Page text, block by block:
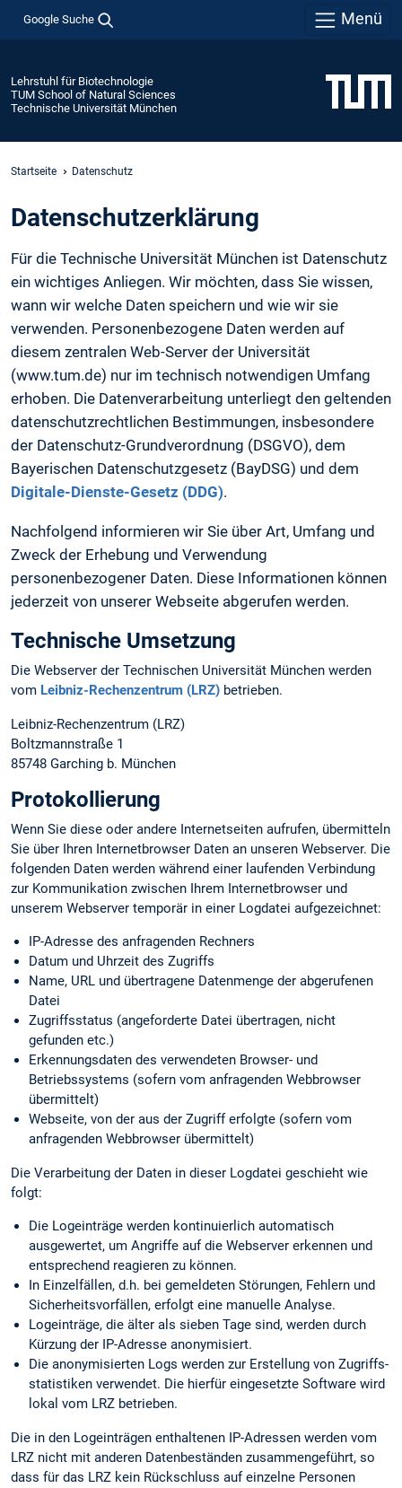
Google Suche Menü
Lehrstuhl für Biotechnologie
TUM School of Natural Sciences
Technische Universität München
Startseite Datenschutz
Daten­schutz­erklärung
Für die Technische Universität München ist Datenschutz
ein wichtiges Anliegen. Wir möchten, dass Sie wissen,
wann wir welche Daten speichern und wie wir sie
verwenden. Personenbezogene Daten werden auf
diesem zentralen Web-Server der Universität
(www.tum.de) nur im technisch notwendigen Umfang
erhoben. Die Datenverarbeitung unterliegt den geltenden
datenschutzrechtlichen Bestimmungen, insbesondere
der Datenschutz-Grundverordnung (DSGVO), dem
Bayerischen Datenschutzgesetz (BayDSG) und dem
Digitale-Dienste-Gesetz (DDG).
Nachfolgend informieren wir Sie über Art, Umfang und
Zweck der Erhebung und Verwendung
personenbezogener Daten. Diese Informationen können
jederzeit von unserer Webseite abgerufen werden.
Technische Umsetzung
Die Webserver der Technischen Universität München werden
vom Leibniz-Rechenzentrum (LRZ) betrieben.
Leibniz-Rechenzentrum (LRZ)
Boltzmannstraße 1
85748 Garching b. München
Protokollierung
Wenn Sie diese oder andere Internetseiten aufrufen, übermitteln
Sie über Ihren Internetbrowser Daten an unseren Webserver. Die
folgenden Daten werden während einer laufenden Verbindung
zur Kommunikation zwischen Ihrem Internetbrowser und
unserem Webserver temporär in einer Logdatei aufgezeichnet:
IP-Adresse des anfragenden Rechners
Datum und Uhrzeit des Zugriffs
Name, URL und übertragene Datenmenge der abgerufenen
Datei
Zugriffsstatus (angeforderte Datei übertragen, nicht
gefunden etc.)
Erkennungs­daten des verwendeten Browser- und
Betriebssystems (sofern vom anfragenden Webbrowser
übermittelt)
Webseite, von der aus der Zugriff erfolgte (sofern vom
anfragenden Webbrowser übermittelt)
Die Verarbeitung der Daten in dieser Logdatei geschieht wie
folgt:
Die Logeinträge werden kontinuierlich automatisch
ausgewertet, um Angriffe auf die Webserver erkennen und
entsprechend reagieren zu können.
In Einzelfällen, d.h. bei gemeldeten Störungen, Fehlern und
Sicherheits­vorfällen, erfolgt eine manuelle Analyse.
Logeinträge, die älter als sieben Tage sind, werden durch
Kürzung der IP-Adresse anonymisiert.
Die anonymisierten Logs werden zur Erstellung von Zugriffs­
statistiken verwendet. Die hierfür eingesetzte Software wird
lokal vom LRZ betrieben.
Die in den Logeinträgen enthaltenen IP-Adressen werden vom
LRZ nicht mit anderen Datenbeständen zusammengeführt, so
dass für das LRZ kein Rückschluss auf einzelne Personen